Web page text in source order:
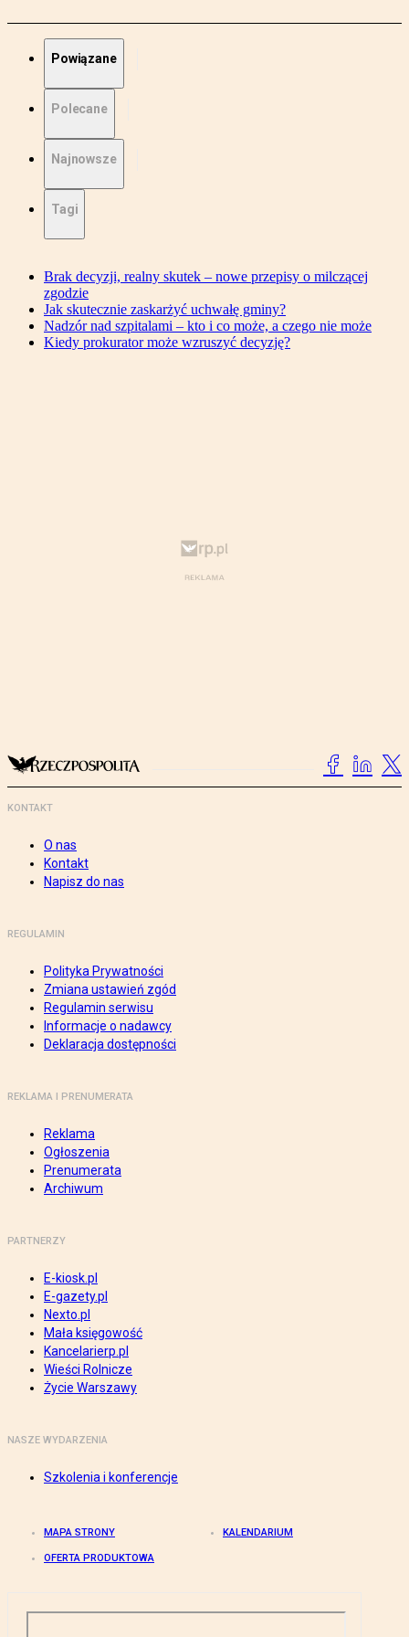
Powiązane
Polecane
Najnowsze
Tagi
Brak decyzji, realny skutek – nowe przepisy o milczącej
zgodzie
Jak skutecznie zaskarżyć uchwałę gminy?
Nadzór nad szpitalami – kto i co może, a czego nie może
Kiedy prokurator może wzruszyć decyzję?
KONTAKT
O nas
Kontakt
Napisz do nas
REGULAMIN
Polityka Prywatności
Zmiana ustawień zgód
Regulamin serwisu
Informacje o nadawcy
Deklaracja dostępności
REKLAMA I PRENUMERATA
Reklama
Ogłoszenia
Prenumerata
Archiwum
PARTNERZY
E-kiosk.pl
E-gazety.pl
Nexto.pl
Mała księgowość
Kancelarierp.pl
Wieści Rolnicze
Życie Warszawy
NASZE WYDARZENIA
Szkolenia i konferencje
MAPA STRONY KALENDARIUM
OFERTA PRODUKTOWA